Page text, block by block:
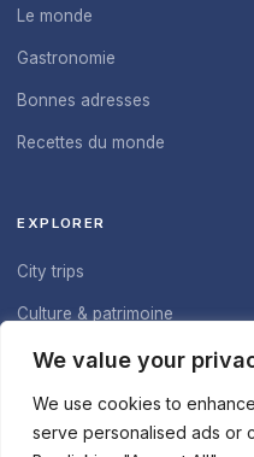
We value your
We use cookies to
serve personalised ads or
Le monde
Gastronomie
Bonnes adresses
Recettes du monde
EXPLORER
City trips
Culture & patrimoine
À propos du blog
Nous contacter